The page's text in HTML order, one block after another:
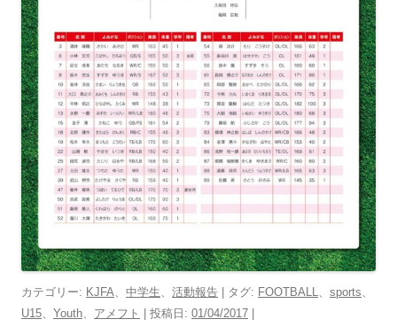
カテゴリー: KJFA、 中学生、 活動報告 | タグ: FOOTBALL、 sports、
U15、 Youth、 アメフト | 投稿日: 01/04/2017